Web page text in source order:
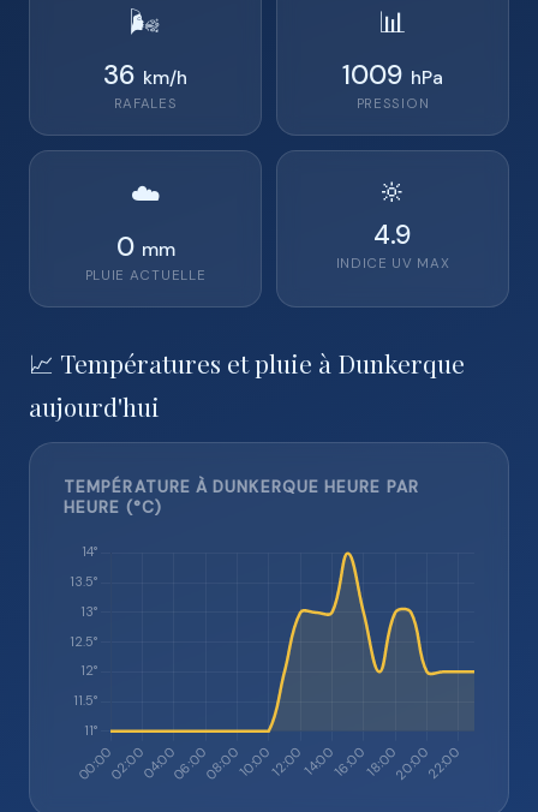
🌬️
36 km/h
RAFALES
📊
1009 hPa
PRESSION
☁️
0 mm
PLUIE ACTUELLE
🔆
4.9
INDICE UV MAX
📈 Températures et pluie à Dunkerque
aujourd'hui
TEMPÉRATURE À DUNKERQUE HEURE PAR
HEURE (°C)